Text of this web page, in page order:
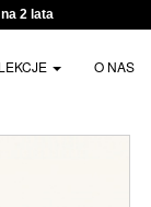
2 lata
O NAS